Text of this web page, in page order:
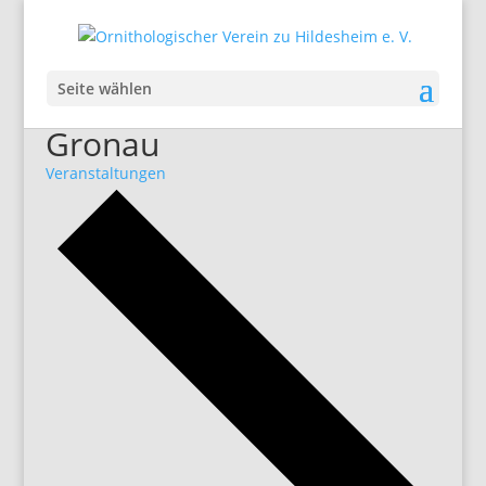
Seite wählen
Gronau
Veranstaltungen